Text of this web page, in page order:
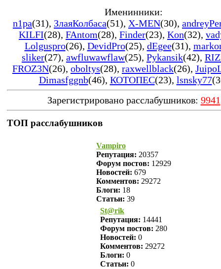
Именинники:
n1pa(31), ЗлаяКолбаса(51), X-MEN(30),
KILFI(28), FAntom(28), Finder(23), Kon(32),
Lolguspro(26), DevidPro(25), dEgee(31),
sliker(27), awfluwawflaw(25), Pykansik(42),
FROZ3N(26), oboltys(28), raxwellblack(26),
Dimasfggnb(46), КОТОПЕС(23), lsnsky77
Зарегистрировано расслабушников: 9941
ТОП расслабушников
Vampiro
Репутация: 20357
Форум постов: 12929
Новостей: 679
Комментов: 29272
Блоги: 18
Статьи: 39
St@rik
Репутация: 14441
Форум постов: 280
Новостей: 0
Комментов: 29272
Блоги: 0
Статьи: 0